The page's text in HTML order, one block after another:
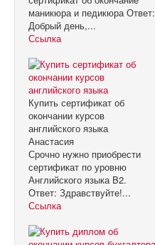
маникюра и педикюра Ответ:
Добрый день,...
Ссылка
Купить сертификат об
окончании курсов
английского языка
Анастасия
Срочно нужно приобрести
сертификат по уровню
Английского языка B2.
Ответ: Здравствуйте!...
Ссылка